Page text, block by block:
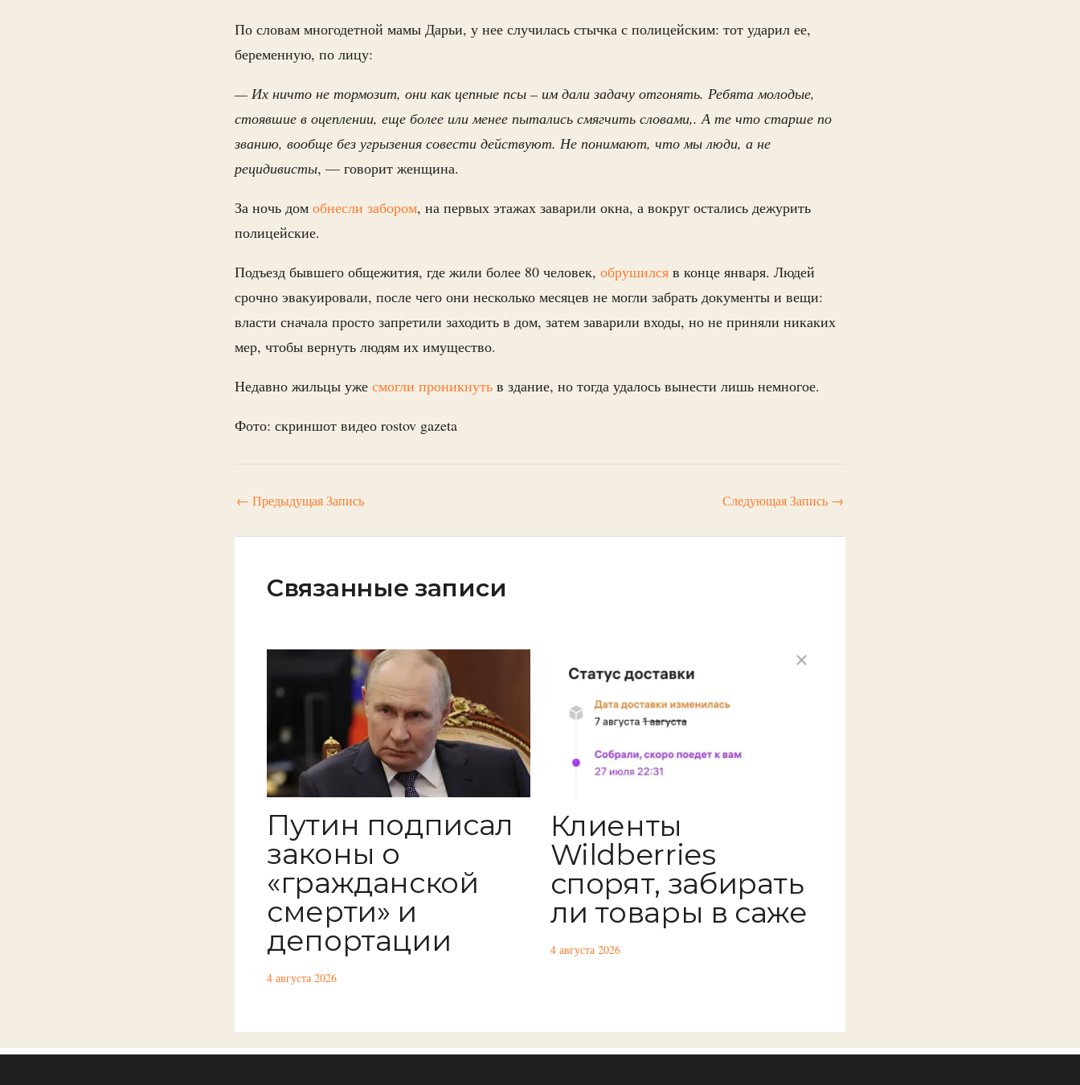
По словам многодетной мамы Дарьи, у нее случилась стычка с полицейским: тот ударил ее,
беременную, по лицу:
— Их ничто не тормозит, они как цепные псы – им дали задачу отгонять. Ребята молодые,
стоявшие в оцеплении, еще более или менее пытались смягчить словами,. А те что старше по
званию, вообще без угрызения совести действуют. Не понимают, что мы люди, а не
рецидивисты, — говорит женщина.
За ночь дом обнесли забором, на первых этажах заварили окна, а вокруг остались дежурить
полицейские.
Подъезд бывшего общежития, где жили более 80 человек, обрушился в конце января. Людей
срочно эвакуировали, после чего они несколько месяцев не могли забрать документы и вещи:
власти сначала просто запретили заходить в дом, затем заварили входы, но не приняли никаких
мер, чтобы вернуть людям их имущество.
Недавно жильцы уже смогли проникнуть в здание, но тогда удалось вынести лишь немногое.
Фото: скриншот видео rostov gazeta
← Предыдущая Запись Следующая Запись →
Связанные записи
Путин подписал
законы о
«гражданской
смерти» и
депортации
4 августа 2026
Клиенты
Wildberries
спорят, забирать
ли товары в саже
4 августа 2026